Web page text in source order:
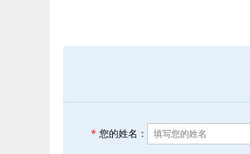
* 您的姓名：